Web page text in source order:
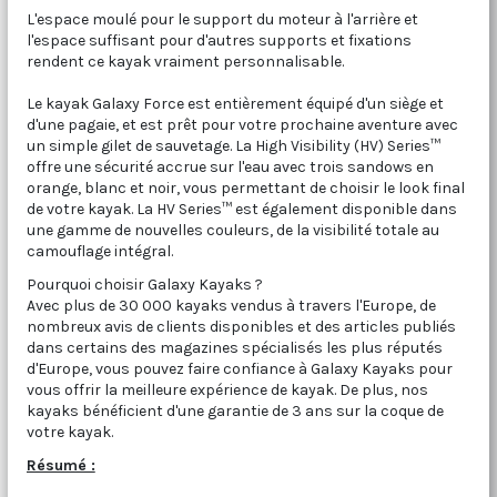
L'espace moulé pour le support du moteur à l'arrière et
l'espace suffisant pour d'autres supports et fixations
rendent ce kayak vraiment personnalisable.
Le kayak Galaxy Force est entièrement équipé d'un siège et
d'une pagaie, et est prêt pour votre prochaine aventure avec
un simple gilet de sauvetage. La High Visibility (HV) Series™
offre une sécurité accrue sur l'eau avec trois sandows en
orange, blanc et noir, vous permettant de choisir le look final
de votre kayak. La HV Series™ est également disponible dans
une gamme de nouvelles couleurs, de la visibilité totale au
camouflage intégral.
Pourquoi choisir Galaxy Kayaks ?
Avec plus de 30 000 kayaks vendus à travers l'Europe, de
nombreux avis de clients disponibles et des articles publiés
dans certains des magazines spécialisés les plus réputés
d'Europe, vous pouvez faire confiance à Galaxy Kayaks pour
vous offrir la meilleure expérience de kayak. De plus, nos
kayaks bénéficient d'une garantie de 3 ans sur la coque de
votre kayak.
Résumé :